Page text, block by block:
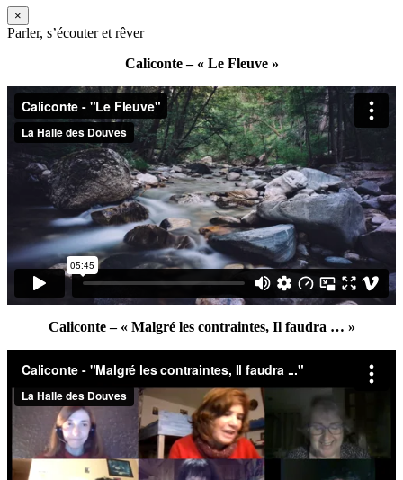
×
Parler, s’écouter et rêver
Caliconte – « Le Fleuve »
Caliconte – « Malgré les contraintes, Il faudra … »